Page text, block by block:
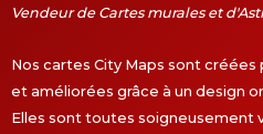
Vendeur de Cartes murales et
Nos cartes City Maps sont créées
et améliorées grâce à un design
Elles sont toutes soigneusement